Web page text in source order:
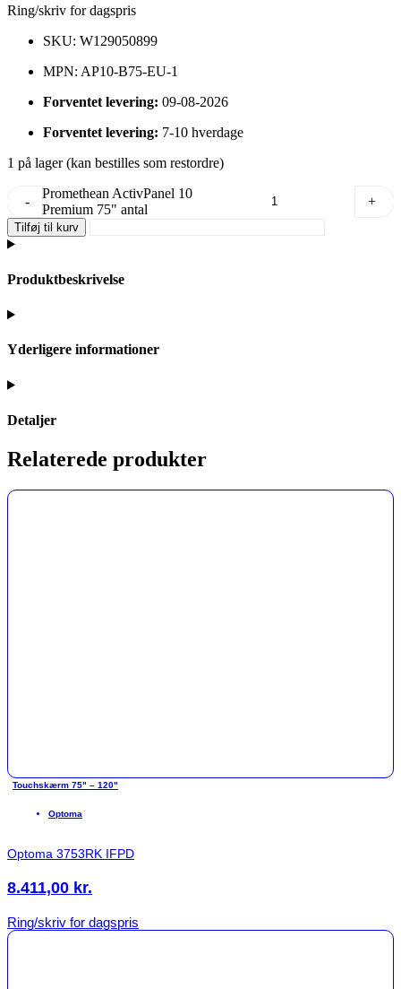
Ring/skriv for dagspris
SKU: W129050899
MPN: AP10-B75-EU-1
Forventet levering: 09-08-2026
Forventet levering: 7-10 hverdage
1 på lager (kan bestilles som restordre)
-
Promethean ActivPanel 10
Premium 75" antal
+
Tilføj til kurv
Produktbeskrivelse
Yderligere informationer
Detaljer
Relaterede produkter
Touchskærm 75" – 120"
Optoma
Optoma 3753RK IFPD
8.411,00 kr.
Ring/skriv for dagspris